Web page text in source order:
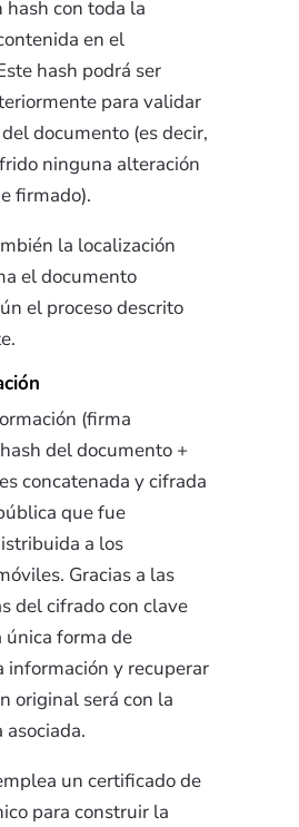
hash con toda la
en el
hash podrá ser
para validar
documento (es decir,
ninguna alteración
firmado).
la localización
el documento
el proceso descrito
(firma
del documento +
concatenada y cifrada
que fue
a los
Gracias a las
del cifrado con clave
única forma de
información y recuperar
original será con la
un certificado de
para construir la